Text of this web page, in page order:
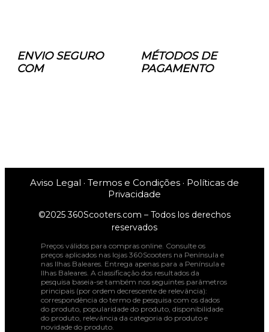
ENVIO SEGURO
COM
MÉTODOS DE
PAGAMENTO
Aviso Legal · Termos e Condições · Políticas de
Privacidade
©2025 360Scooters.com – Todos los derechos
reservados
Preços válidos para compras online. Consulte os
preços aplicados nas lojas 360Scooters na Península e
nas Ilhas Baleares. Entrega apenas para a Península e
Ilhas Baleares. A classificação dos resultados da
pesquisa baseia-se também nos seguintes parâmetros
principais (por ordem decrescente de relevância):
correspondência do termo de pesquisa com os dados
do produto, popularidade do produto, disponibilidade
do produto, relevância da categoria do produto e
novidade do produto.